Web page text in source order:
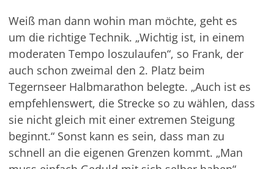
Weiß man dann wohin man möchte, geht es
um die richtige Technik. „Wichtig ist, in einem
moderaten Tempo loszulaufen“, so Frank, der
auch schon zweimal den 2. Platz beim
Tegernseer Halbmarathon belegte. „Auch ist es
empfehlenswert, die Strecke so zu wählen, dass
sie nicht gleich mit einer extremen Steigung
beginnt.“ Sonst kann es sein, dass man zu
schnell an die eigenen Grenzen kommt. „Man